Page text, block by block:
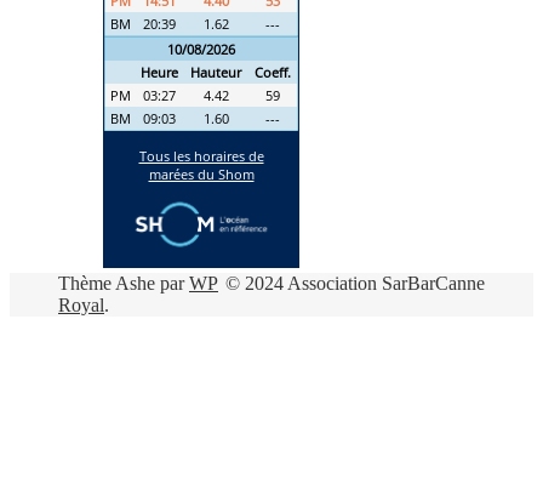
© 2024 Association SarBarCanne
Thème Ashe parWP
Royal.